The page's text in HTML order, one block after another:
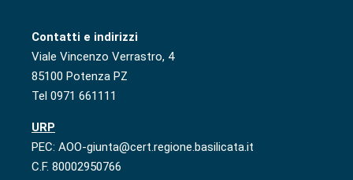
Contatti e indirizzi
Viale Vincenzo Verrastro, 4
85100 Potenza PZ
Tel 0971 661111
URP
PEC: AOO-giunta@cert.regione.basilicata.it
C.F. 80002950766